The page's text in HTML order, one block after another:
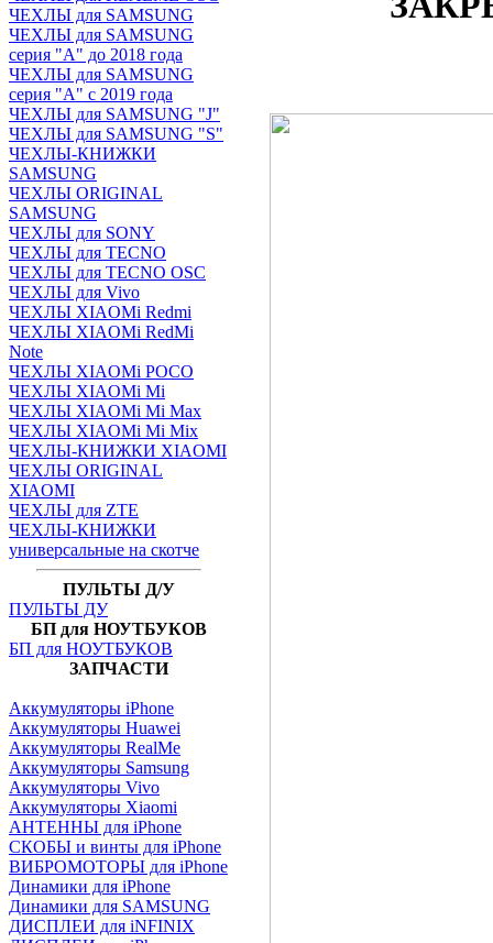
ЧЕХЛЫ для SAMSUNG
ЧЕХЛЫ для SAMSUNG
серия "A" до 2018 года
ЧЕХЛЫ для SAMSUNG
серия "A" с 2019 года
ЧЕХЛЫ для SAMSUNG "J"
ЧЕХЛЫ для SAMSUNG "S"
ЧЕХЛЫ-КНИЖКИ
SAMSUNG
ЧЕХЛЫ ORIGINAL
SAMSUNG
ЧЕХЛЫ для SONY
ЧЕХЛЫ для TECNO
ЧЕХЛЫ для TECNO OSC
ЧЕХЛЫ для Vivo
ЧЕХЛЫ XIAOMi Redmi
ЧЕХЛЫ XIAOMi RedMi
Note
ЧЕХЛЫ XIAOMi POCO
ЧЕХЛЫ XIAOMi Mi
ЧЕХЛЫ XIAOMi Mi Max
ЧЕХЛЫ XIAOMi Mi Mix
ЧЕХЛЫ-КНИЖКИ XIAOMI
ЧЕХЛЫ ORIGINAL
XIAOMI
ЧЕХЛЫ для ZTE
ЧЕХЛЫ-КНИЖКИ
универсальные на скотче
ПУЛЬТЫ Д/У
ПУЛЬТЫ ДУ
БП для НОУТБУКОВ
БП для НОУТБУКОВ
ЗАПЧАСТИ
Аккумуляторы iPhone
Аккумуляторы Huawei
Аккумуляторы RealMe
Аккумуляторы Samsung
Аккумуляторы Vivo
Аккумуляторы Xiaomi
АНТЕННЫ для iPhone
СКОБЫ и винты для iPhone
ВИБРОМОТОРЫ для iPhone
Динамики для iPhone
Динамики для SAMSUNG
ДИСПЛЕИ для iNFINIX